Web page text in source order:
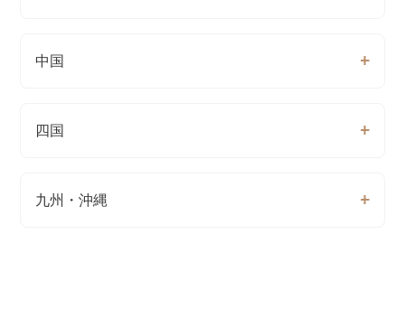
中国
四国
九州・沖縄